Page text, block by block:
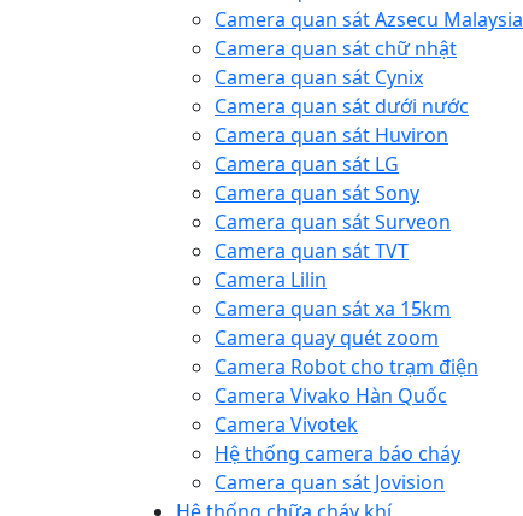
Camera quan sát Azsecu Malaysia
Camera quan sát chữ nhật
Camera quan sát Cynix
Camera quan sát dưới nước
Camera quan sát Huviron
Camera quan sát LG
Camera quan sát Sony
Camera quan sát Surveon
Camera quan sát TVT
Camera Lilin
Camera quan sát xa 15km
Camera quay quét zoom
Camera Robot cho trạm điện
Camera Vivako Hàn Quốc
Camera Vivotek
Hệ thống camera báo cháy
Camera quan sát Jovision